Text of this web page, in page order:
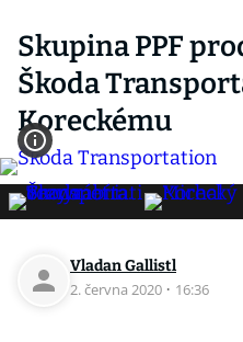
Skupina PPF
Škoda
Koreckému
Vladan Gallistl
2. června 2020 · 16:36